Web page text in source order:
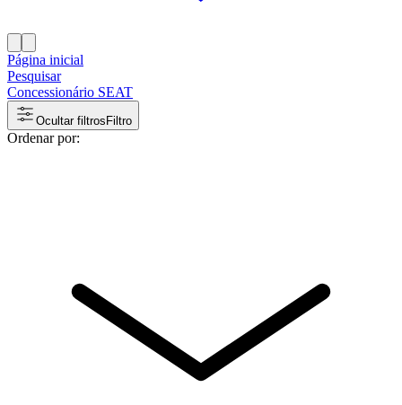
Página inicial
Pesquisar
Concessionário SEAT
Ocultar filtros Filtro
Ordenar por: